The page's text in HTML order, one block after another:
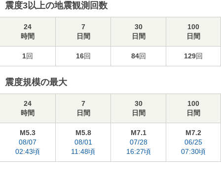
震度3以上の地震観測回数
24
時間
7
日間
30
日間
100
日間
1回 16回 84回 129回
震度規模の最大
24
時間
7
日間
30
日間
100
日間
M5.3
08/07
02:43頃
M5.8
08/01
11:48頃
M7.1
07/28
16:27頃
M7.2
06/25
07:30頃